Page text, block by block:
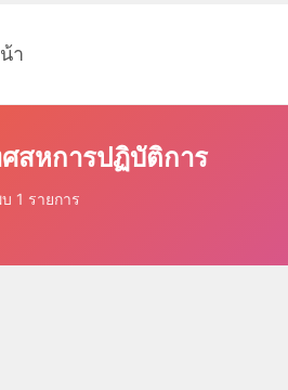
า
สหการปฏิบัติการ
1 รายการ